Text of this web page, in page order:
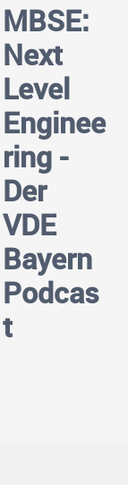
MBSE:
Next
Level
Enginee
ring -
Der
VDE
Bayern
Podcas
t